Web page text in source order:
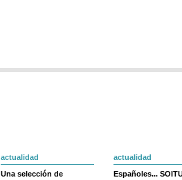
actualidad
Una selección de
actualidad
Españoles...